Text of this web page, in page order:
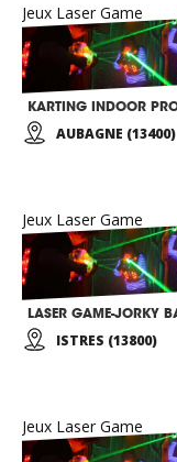
Jeux Laser Game
AUBAGNE (13400)
Jeux Laser Game
ISTRES (13800)
Jeux Laser Game